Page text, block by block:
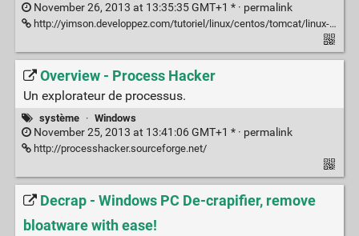
November 26, 2013 at 13:35:35 GMT+1 * · permalink
http://yimson.developpez.com/tutoriel/linux/centos/tomcat/linux-centos-automatisation-lancement-processus/
Overview - Process Hacker
Un explorateur de processus.
système · Windows
November 25, 2013 at 13:41:06 GMT+1 * · permalink
http://processhacker.sourceforge.net/
Decrap - Windows PC De-crapifier, remove
bloatware with ease!